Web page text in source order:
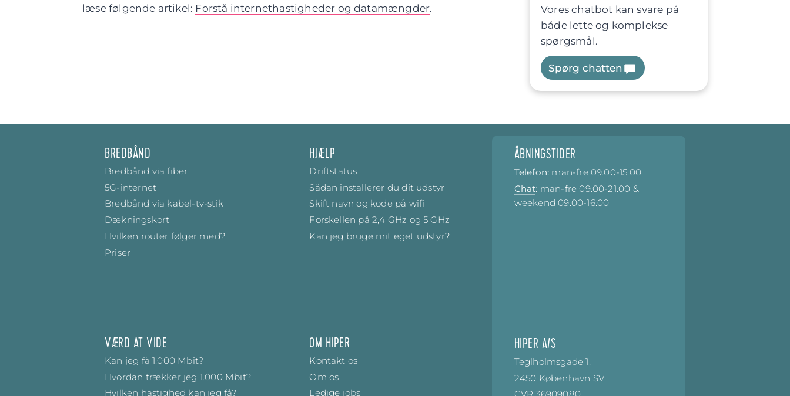
læse følgende artikel: Forstå internethastigheder og datamængder.
Vores chatbot kan svare på
både lette og komplekse
spørgsmål.
Spørg chatten
BREDBÅND
Bredbånd via fiber
5G-internet
Bredbånd via kabel-tv-stik
Dækningskort
Hvilken router følger med?
Priser
HJÆLP
Driftstatus
Sådan installerer du dit udstyr
Skift navn og kode på wifi
Forskellen på 2,4 GHz og 5 GHz
Kan jeg bruge mit eget udstyr?
VÆRD AT VIDE
Kan jeg få 1.000 Mbit?
Hvordan trækker jeg 1.000 Mbit?
Hvilken hastighed kan jeg få?
OM HIPER
Kontakt os
Om os
Ledige jobs
ÅBNINGSTIDER
Telefon: man-fre 09.00-15.00
Chat: man-fre09.00-21.00 &
weekend09.00-16.00
HIPER A/S
Teglholmsgade 1,
2450 København SV